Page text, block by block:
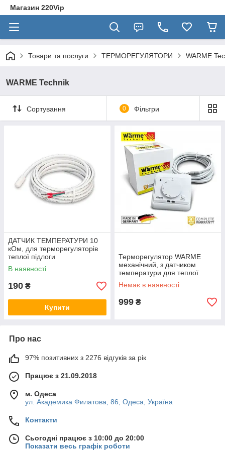
Магазин 220Vip
Товари та послуги ТЕРМОРЕГУЛЯТОРИ WARME
WARME Technik
Сортування 0 Фільтри
ДАТЧИК ТЕМПЕРАТУРИ 10
кOм, для терморегуляторів
теплої підлоги
В наявності
190 ₴
Купити
Терморегулятор WARME
механічний, з датчиком
температури для теплої
підлоги, термостат
Немає в наявності
999 ₴
Про нас
97% позитивних з 2276 відгуків за рік
Працює з 21.09.2018
м. Одеса
ул. Академика Филатова, 86, Одеса, Україна
Контакти
Сьогодні працює з 10:00 до 20:00
Показати весь графік роботи